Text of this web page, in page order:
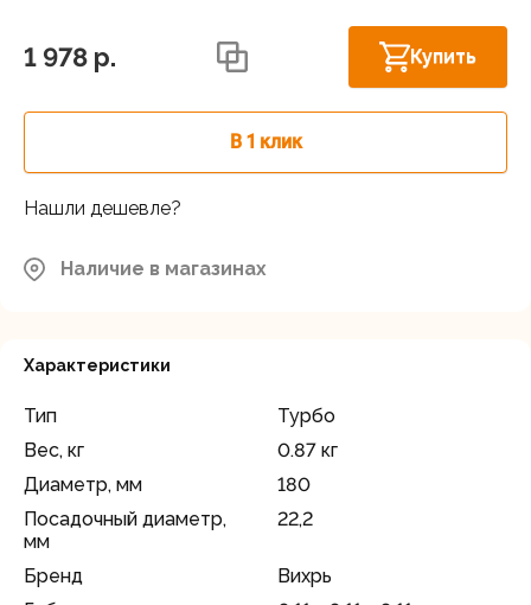
1 978 p. Купить
В 1 клик
Нашли дешевле?
Наличие в магазинах
Характеристики
Тип
Турбо
Вес, кг
0.87 кг
Диаметр, мм
180
Посадочный диаметр,
мм
22,2
Бренд
Вихрь